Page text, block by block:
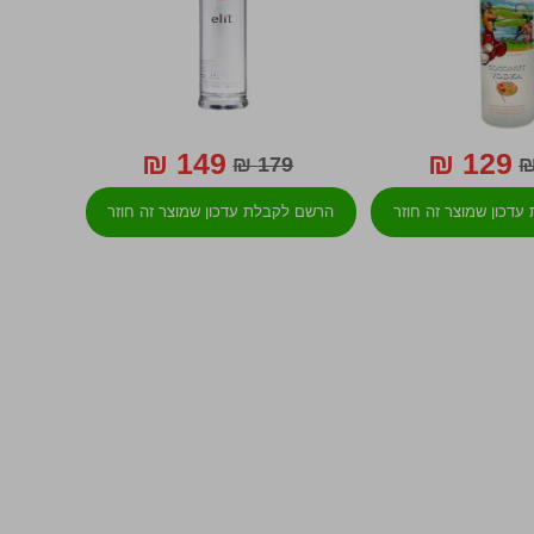
שמוצר זה חוזר
129 ₪
הרשם לקבלת עדכון שמוצר זה חוזר
179 ₪
149 ₪
You're